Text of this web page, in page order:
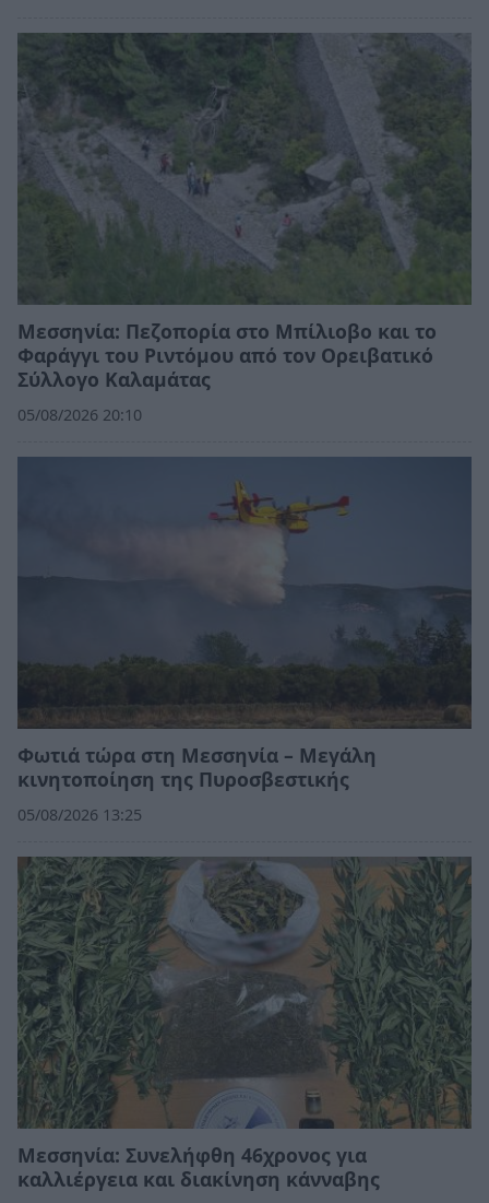
Μεσσηνία: Πεζοπορία στο Μπίλιοβο και το
Φαράγγι του Ριντόμου από τον Ορειβατικό
Σύλλογο Καλαμάτας
05/08/2026 20:10
Φωτιά τώρα στη Μεσσηνία – Μεγάλη
κινητοποίηση της Πυροσβεστικής
05/08/2026 13:25
Μεσσηνία: Συνελήφθη 46χρονος για
καλλιέργεια και διακίνηση κάνναβης